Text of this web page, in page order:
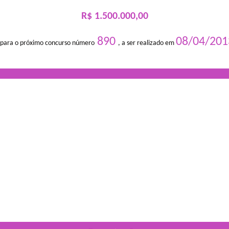
R$ 1.500.000,00
o próximo concurso número 890 , a ser realizado em 08/04/